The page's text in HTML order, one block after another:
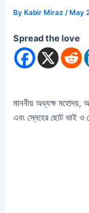
By Kabir Miraz/ May
Spread the love
মাননীয় অধ্যক্ষ মহোদয়,
এবং স্নেহের ছোট ভাই ও